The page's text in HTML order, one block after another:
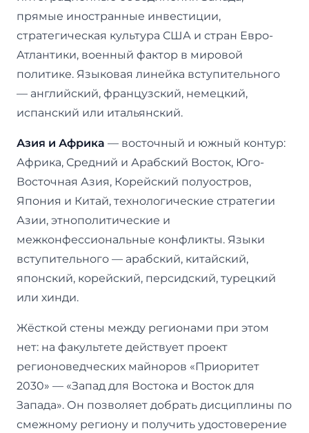
прямые иностранные инвестиции,
стратегическая культура США и стран Евро-
Атлантики, военный фактор в мировой
политике. Языковая линейка вступительного
— английский, французский, немецкий,
испанский или итальянский.
Азия и Африка — восточный и южный контур:
Африка, Средний и Арабский Восток, Юго-
Восточная Азия, Корейский полуостров,
Япония и Китай, технологические стратегии
Азии, этнополитические и
межконфессиональные конфликты. Языки
вступительного — арабский, китайский,
японский, корейский, персидский, турецкий
или хинди.
Жёсткой стены между регионами при этом
нет: на факультете действует проект
регионоведческих майноров «Приоритет
2030» — «Запад для Востока и Восток для
Запада». Он позволяет добрать дисциплины по
смежному региону и получить удостоверение